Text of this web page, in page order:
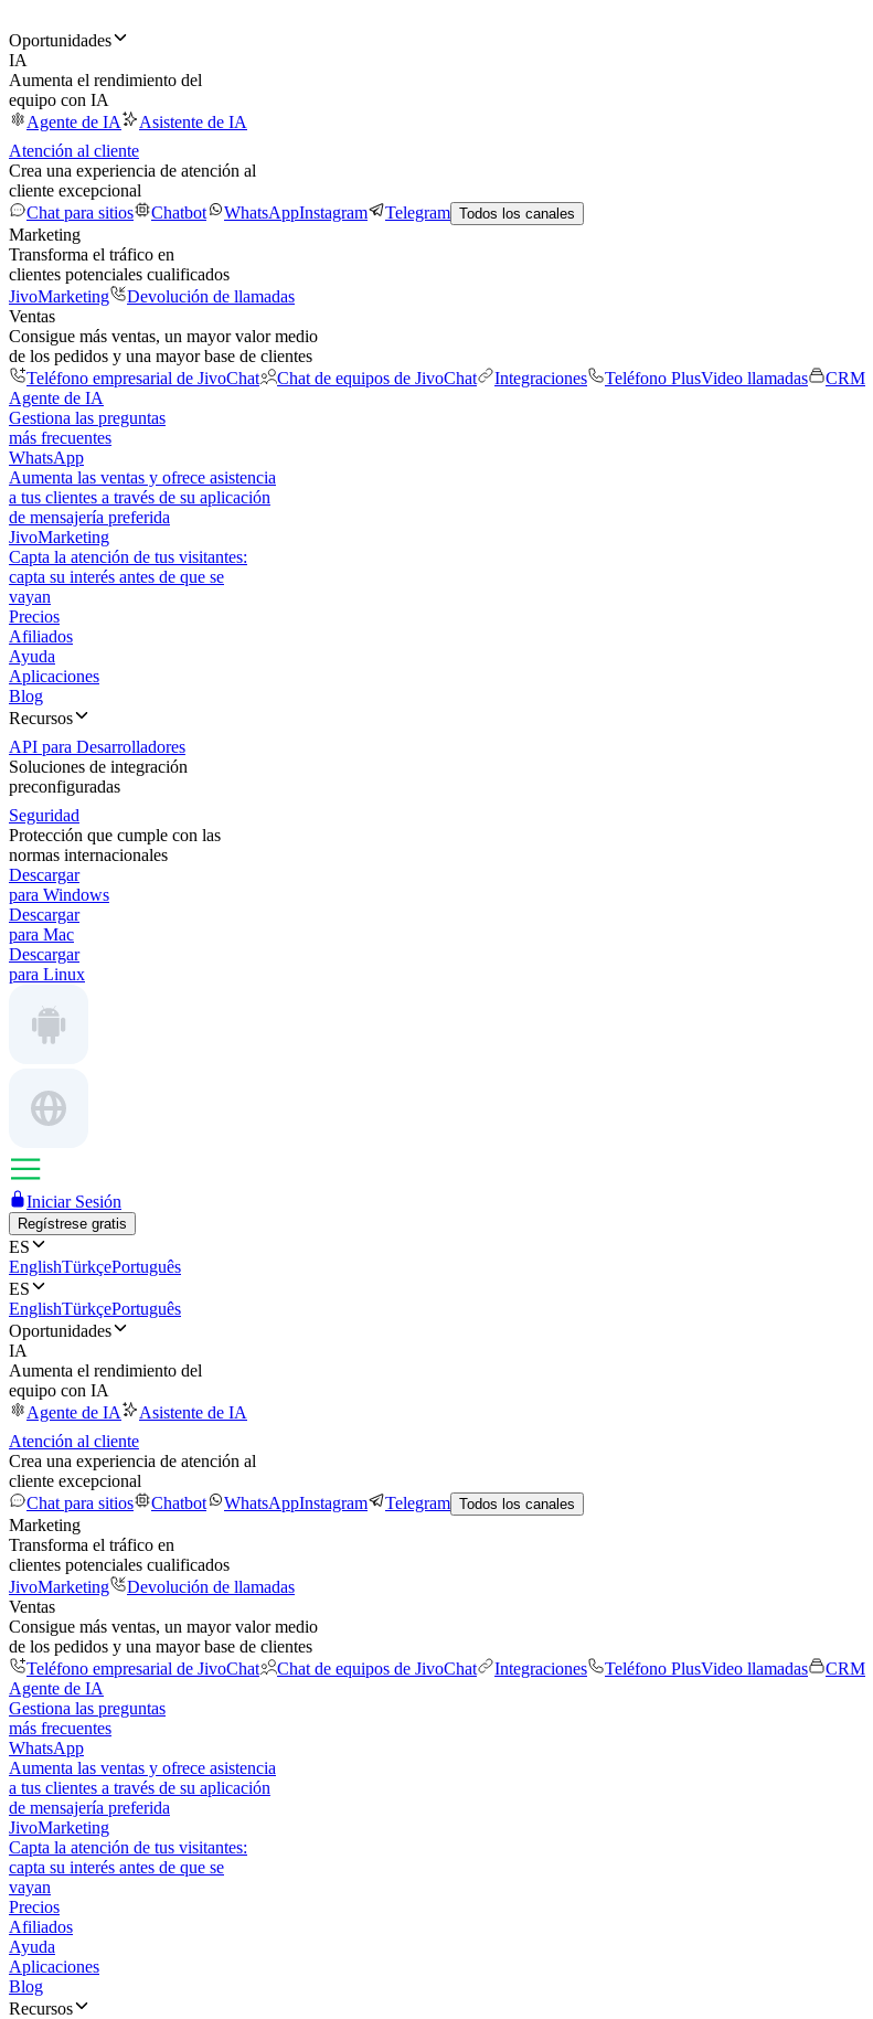
Oportunidades
IA
Aumenta el rendimiento del
equipo con IA
Agente de IA
Asistente de IA
Atención al cliente
Crea una experiencia de atención al
cliente excepcional
Chat para sitios
Chatbot WhatsAppInstagram Telegram Todos los canales
Marketing
Transforma el tráfico en
clientes potenciales cualificados
JivoMarketing
Devolución de llamadas
Ventas
Consigue más ventas, un mayor valor medio
de los pedidos y una mayor base de clientes
Teléfono empresarial de JivoChat
Chat de equipos de JivoChat Integraciones Teléfono PlusVideo llamadas
CRM
Agente de IA
Gestiona las preguntas
más frecuentes
WhatsApp
Aumenta las ventas y ofrece asistencia
a tus clientes a través de su aplicación
de mensajería preferida
JivoMarketing
Capta la atención de tus visitantes:
capta su interés antes de que se
vayan
Precios
Afiliados
Ayuda
Aplicaciones
Blog
Recursos
API para Desarrolladores
Soluciones de integración
preconfiguradas
Seguridad
Protección que cumple con las
normas internacionales
Descargar
para Windows
Descargar
para Mac
Descargar
para Linux
Iniciar Sesión
Regístrese gratis
ES
EnglishTürkçePortuguês
ES
EnglishTürkçePortuguês
Oportunidades
IA
Aumenta el rendimiento del
equipo con IA
Agente de IA
Asistente de IA
Atención al cliente
Crea una experiencia de atención al
cliente excepcional
Chat para sitios
Chatbot WhatsAppInstagram Telegram Todos los canales
Marketing
Transforma el tráfico en
clientes potenciales cualificados
JivoMarketing
Devolución de llamadas
Ventas
Consigue más ventas, un mayor valor medio
de los pedidos y una mayor base de clientes
Teléfono empresarial de JivoChat
Chat de equipos de JivoChat Integraciones Teléfono PlusVideo llamadas
CRM
Agente de IA
Gestiona las preguntas
más frecuentes
WhatsApp
Aumenta las ventas y ofrece asistencia
a tus clientes a través de su aplicación
de mensajería preferida
JivoMarketing
Capta la atención de tus visitantes:
capta su interés antes de que se
vayan
Precios
Afiliados
Ayuda
Aplicaciones
Blog
Recursos